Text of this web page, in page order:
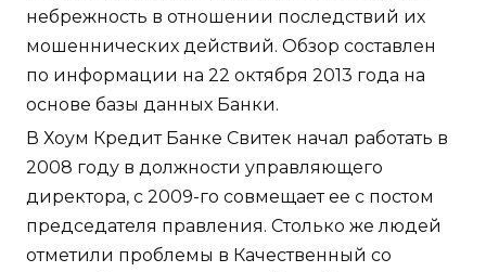
небрежность в отношении последствий их
мошеннических действий. Обзор составлен
по информации на 22 октября 2013 года на
основе базы данных Банки.
В Хоум Кредит Банке Свитек начал работать в
2008 году в должности управляющего
директора, с 2009-го совмещает ее с постом
председателя правления. Столько же людей
отметили проблемы в Качественный со